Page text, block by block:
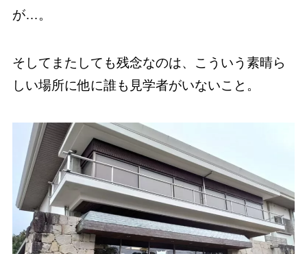
が…。
そしてまたしても残念なのは、こういう素晴ら
しい場所に他に誰も見学者がいないこと。